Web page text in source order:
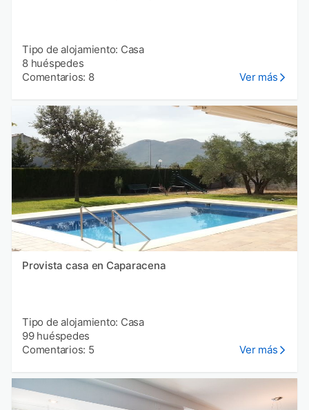
Tipo de alojamiento: Casa
8 huéspedes
Comentarios: 8
Ver más
Provista casa en Caparacena
Tipo de alojamiento: Casa
99 huéspedes
Comentarios: 5
Ver más